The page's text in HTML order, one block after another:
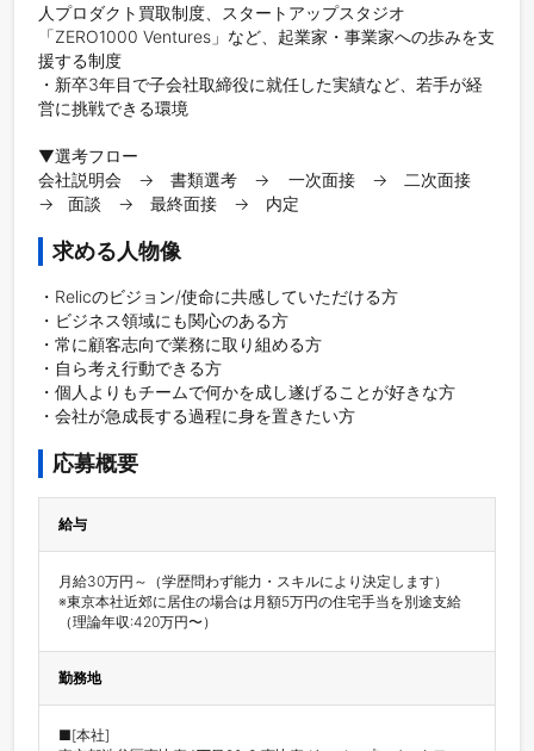
人プロダクト買取制度、スタートアップスタジオ
「ZERO1000 Ventures」など、起業家・事業家への歩みを支
援する制度
・新卒3年目で子会社取締役に就任した実績など、若手が経
営に挑戦できる環境
▼選考フロー
会社説明会　→　書類選考　→    一次面接　→　二次面接
→   面談　→　最終面接　→　内定
求める人物像
・Relicのビジョン/使命に共感していただける方
・ビジネス領域にも関心のある方
・常に顧客志向で業務に取り組める方
・自ら考え行動できる方
・個人よりもチームで何かを成し遂げることが好きな方
・会社が急成長する過程に身を置きたい方
応募概要
給与
月給30万円～（学歴問わず能力・スキルにより決定します）
※東京本社近郊に居住の場合は月額5万円の住宅手当を別途支給
（理論年収:420万円〜）
勤務地
■[本社]